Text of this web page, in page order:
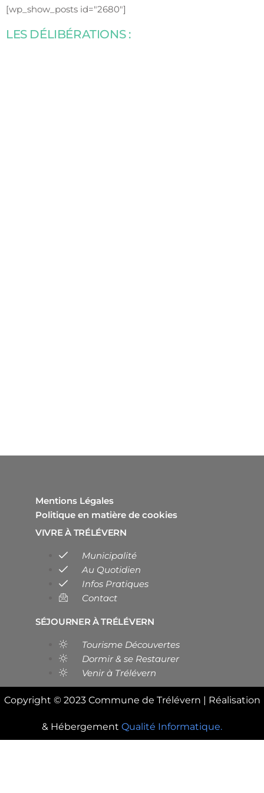
[wp_show_posts id="2680"]
LES DÉLIBÉRATIONS :
Mentions Légales
Politique en matière de cookies
VIVRE À TRÉLÉVERN
Municipalité
Au Quotidien
Infos Pratiques
Contact
SÉJOURNER À TRÉLÉVERN
Tourisme Découvertes
Dormir & se Restaurer
Venir à Trélévern
Copyright © 2023 Commune de Trélévern | Réalisation
& Hébergement Qualité Informatique.